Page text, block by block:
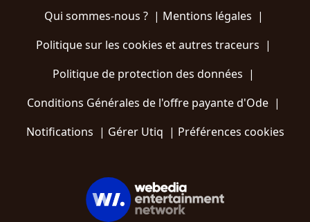
Qui sommes-nous ?| Mentions légales |
Politique sur les cookies et autres traceurs |
Politique de protection des données |
Conditions Générales de l'offre payante d'Ode |
Notifications | Gérer Utiq | Préférences cookies